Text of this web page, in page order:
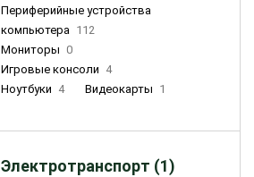
Периферийные устройства
компьютера 112
Мониторы 0
Игровые консоли 4
Ноутбуки 4 Видеокарты 1
Электротранспорт (1)